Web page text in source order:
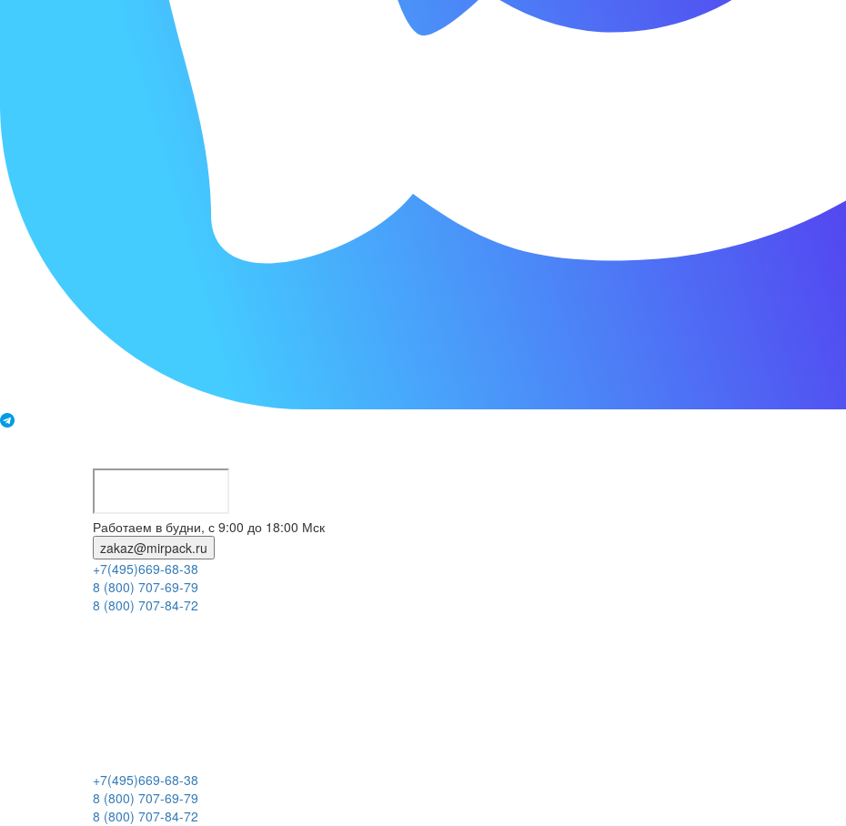
Работаем в будни, с 9:00 до 18:00 Мск
zakaz@mirpack.ru
+7(495)669-68-38
8 (800) 707-69-79
8 (800) 707-84-72
+7(495)669-68-38
8 (800) 707-69-79
8 (800) 707-84-72